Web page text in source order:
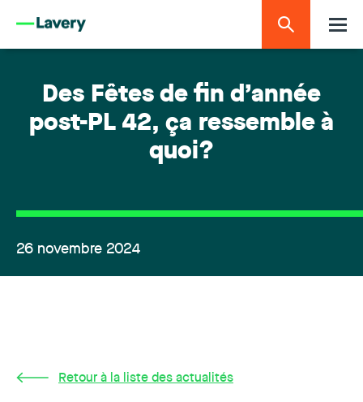
Des Fêtes de fin d’année
post-PL 42, ça ressemble à
quoi?
26 novembre 2024
Retour à la liste des actualités